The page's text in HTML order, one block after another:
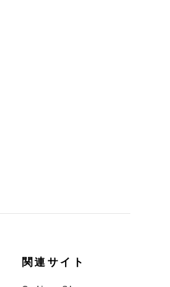
関連サイト